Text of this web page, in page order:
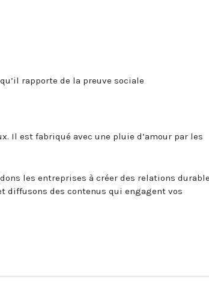
rapporte de la preuve sociale
Il est fabriqué avec une pluie d’amour par les
les entreprises à créer des relations
diffusons des contenus qui engagent vos